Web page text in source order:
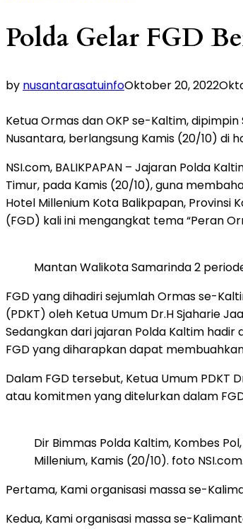
Polda Gelar FGD
by nusantarasatuinfoOktober 20, 2022
Ketua Ormas dan OKP se-Kaltim,
Nusantara, berlangsung Kamis (20/10) di
NSI.com, BALIKPAPAN – Jajaran Polda
Timur, pada Kamis (20/10), guna
Hotel Millenium Kota Balikpapan, Provinsi
(FGD) kali ini mengangkat tema “Peran
Mantan Walikota Samarinda 2
FGD yang dihadiri sejumlah Ormas se-
(PDKT) oleh Ketua Umum Dr.H Sjaharie
Sedangkan dari jajaran Polda Kaltim
FGD yang diharapkan dapat
Dalam FGD tersebut, Ketua Umum PDKT
atau komitmen yang ditelurkan dalam
Dir Bimmas Polda Kaltim, Kombes
Millenium, Kamis (20/10). foto NSI.com.
Pertama, Kami organisasi massa se-
Kedua, Kami organisasi massa se-